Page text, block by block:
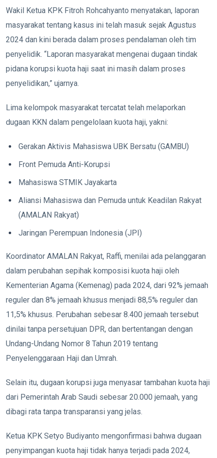
Wakil Ketua KPK Fitroh Rohcahyanto menyatakan, laporan
masyarakat tentang kasus ini telah masuk sejak Agustus
2024 dan kini berada dalam proses pendalaman oleh tim
penyelidik. “Laporan masyarakat mengenai dugaan tindak
pidana korupsi kuota haji saat ini masih dalam proses
penyelidikan,” ujarnya.
Lima kelompok masyarakat tercatat telah melaporkan
dugaan KKN dalam pengelolaan kuota haji, yakni:
Gerakan Aktivis Mahasiswa UBK Bersatu (GAMBU)
Front Pemuda Anti-Korupsi
Mahasiswa STMIK Jayakarta
Aliansi Mahasiswa dan Pemuda untuk Keadilan Rakyat
(AMALAN Rakyat)
Jaringan Perempuan Indonesia (JPI)
Koordinator AMALAN Rakyat, Raffi, menilai ada pelanggaran
dalam perubahan sepihak komposisi kuota haji oleh
Kementerian Agama (Kemenag) pada 2024, dari 92% jemaah
reguler dan 8% jemaah khusus menjadi 88,5% reguler dan
11,5% khusus. Perubahan sebesar 8.400 jemaah tersebut
dinilai tanpa persetujuan DPR, dan bertentangan dengan
Undang-Undang Nomor 8 Tahun 2019 tentang
Penyelenggaraan Haji dan Umrah.
Selain itu, dugaan korupsi juga menyasar tambahan kuota haji
dari Pemerintah Arab Saudi sebesar 20.000 jemaah, yang
dibagi rata tanpa transparansi yang jelas.
Ketua KPK Setyo Budiyanto mengonfirmasi bahwa dugaan
penyimpangan kuota haji tidak hanya terjadi pada 2024,